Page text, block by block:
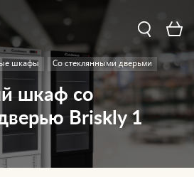
шкафы Со стеклянными дверьми
шкаф со
Briskly 1